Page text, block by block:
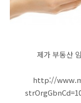
제가 부동산
http://